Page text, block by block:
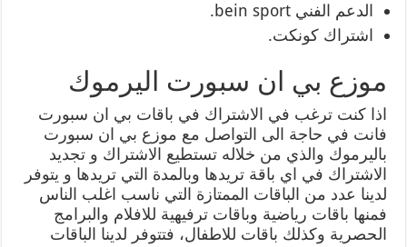
الدعم الفني bein sport.
اشتراك كونكت.
موزع بي ان سبورت اليرموك
اذا كنت ترغب في الاشتراك في باقات بي ان سبورت
فانت في حاجة الى التواصل مع موزع بي ان سبورت
باليرموك والذي من خلاله تستطيع الاشتراك و تجديد
الاشتراك في اي باقة تريدها وبالمدة التي تريدها و يتوفر
لدينا عدد من الباقات الممتازة التي ناسب اغلب الناس
فمنها باقات رياضية وباقات ترفيهية للافلام والبرامج
الحصرية وكذلك باقات للاطفال، فتتوفر لدينا الباقات